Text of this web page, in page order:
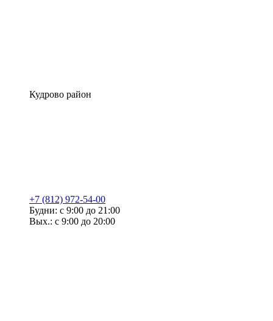
Кудрово район
+7 (812) 972-54-00
Будни: с 9:00 до 21:00
Вых.: с 9:00 до 20:00